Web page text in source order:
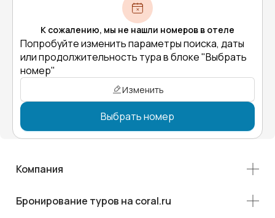
К сожалению, мы не нашли номеров в отеле
Попробуйте изменить параметры поиска, даты
или продолжительность тура в блоке "Выбрать
номер"
Изменить
Выбрать номер
Компания
Бронирование туров на coral.ru